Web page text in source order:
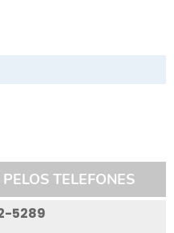
TELEFONES
5289